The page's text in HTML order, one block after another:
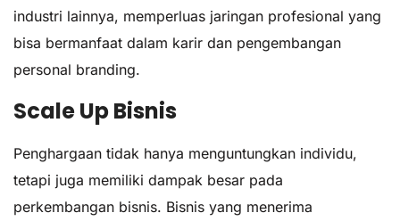
industri lainnya, memperluas jaringan profesional yang
bisa bermanfaat dalam karir dan pengembangan
personal branding.
Scale Up Bisnis
Penghargaan tidak hanya menguntungkan individu,
tetapi juga memiliki dampak besar pada
perkembangan bisnis. Bisnis yang menerima